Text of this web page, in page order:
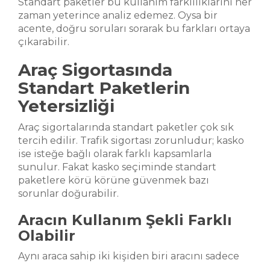
zaman yeterince analiz edemez. Oysa bir
acente, doğru soruları sorarak bu farkları ortaya
çıkarabilir.
Araç Sigortasında
Standart Paketlerin
Yetersizliği
Araç sigortalarında standart paketler çok sık
tercih edilir. Trafik sigortası zorunludur; kasko
ise isteğe bağlı olarak farklı kapsamlarla
sunulur. Fakat kasko seçiminde standart
paketlere körü körüne güvenmek bazı
sorunlar doğurabilir.
Aracın Kullanım Şekli Farklı
Olabilir
Aynı araca sahip iki kişiden biri aracını sadece